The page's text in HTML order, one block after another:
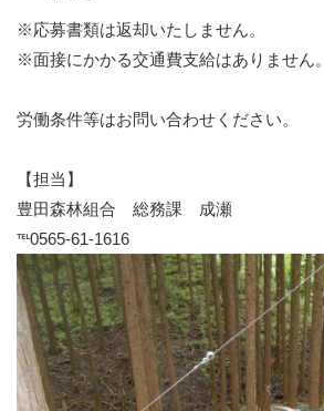
※応募書類は返却いたしません。
※面接にかかる交通費支給はありません。
労働条件等はお問い合わせください。
【担当】
豊田森林組合 総務課 成瀬
℡0565-61-1616